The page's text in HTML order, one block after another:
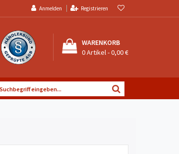
Anmelden Registrieren
WARENKORB
0Artikel -0,00 €